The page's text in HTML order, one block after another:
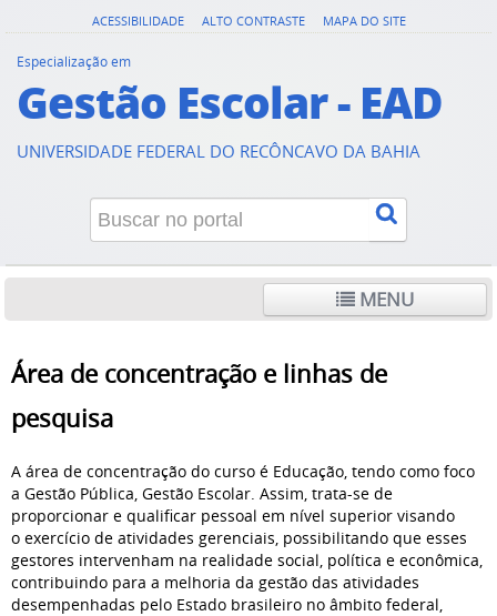
ACESSIBILIDADE ALTO CONTRASTE MAPA DO SITE
Especialização em
Gestão Escolar - EAD
UNIVERSIDADE FEDERAL DO RECÔNCAVO DA BAHIA
MENU
Área de concentração e linhas de
pesquisa
A área de concentração do curso é Educação, tendo como foco
a Gestão Pública, Gestão Escolar. Assim, trata-se de
proporcionar e qualificar pessoal em nível superior visando
o exercício de atividades gerenciais, possibilitando que esses
gestores intervenham na realidade social, política e econômica,
contribuindo para a melhoria da gestão das atividades
desempenhadas pelo Estado brasileiro no âmbito federal,